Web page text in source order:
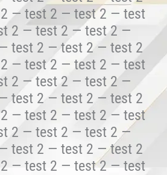
— test 2 — test 2 — test
2 — test 2 — test 2 —
test 2 — test 2 — test 2
— test 2 — test 2 — test
2 — test 2 — test 2 —
test 2 — test 2 — test 2
— test 2 — test 2 — test
2 — test 2 — test 2 —
test 2 — test 2 — test 2
— test 2 — test 2 — test